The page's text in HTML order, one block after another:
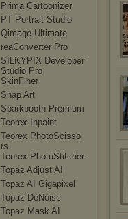
Prima Cartoonizer
PT Portrait Studio
Qimage Ultimate
reaConverter Pro
SILKYPIX Developer
Studio Pro
SkinFiner
Snap Art
Sparkbooth Premium
Teorex Inpaint
Teorex PhotoScisso
rs
Teorex PhotoStitcher
Topaz Adjust AI
Topaz AI Gigapixel
Topaz DeNoise
Topaz Mask AI